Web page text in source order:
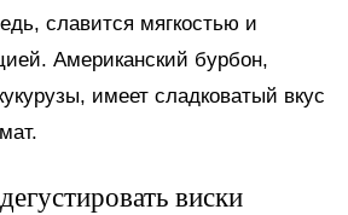
славится мягкостью и
Американский бурбон,
имеет сладковатый вкус
виски